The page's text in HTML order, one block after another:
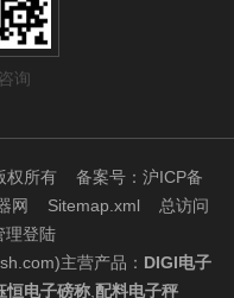
询
版权所有备案号：沪ICP备
网 Sitemap.xml 总访问
理登陆
主营产品： DIGI电子
恒电子磅称, 配料电子秤